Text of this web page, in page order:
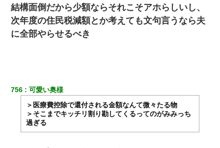
結構面倒だから少額ならそれこそアホらしいし、
次年度の住民税減額とか考えても文句言うなら夫
に全部やらせるべき
756
可愛い奥様
＞医療費控除で還付される金額なんて微々たる物
＞そこまでキッチリ割り勘してくるってのがみみっち
過ぎる